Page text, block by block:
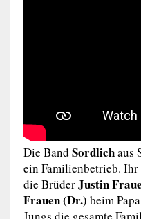
Die Band Sordlichaus
ein Familienbetrieb.
die BrüderJustin
Frauen (Dr.) beim